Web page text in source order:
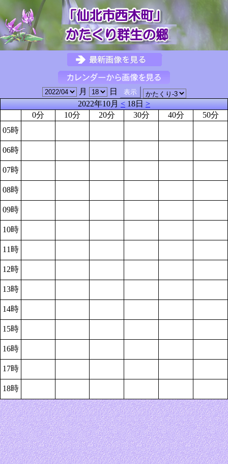
月
日
2022年10月<18日>
0分
10分 20分 30分 40分
50分
05時
06時
07時
08時
09時
10時
11時
12時
13時
14時
15時
16時
17時
18時